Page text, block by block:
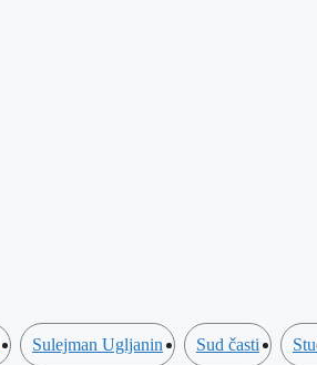
Sulejman Ugljanin Sud časti